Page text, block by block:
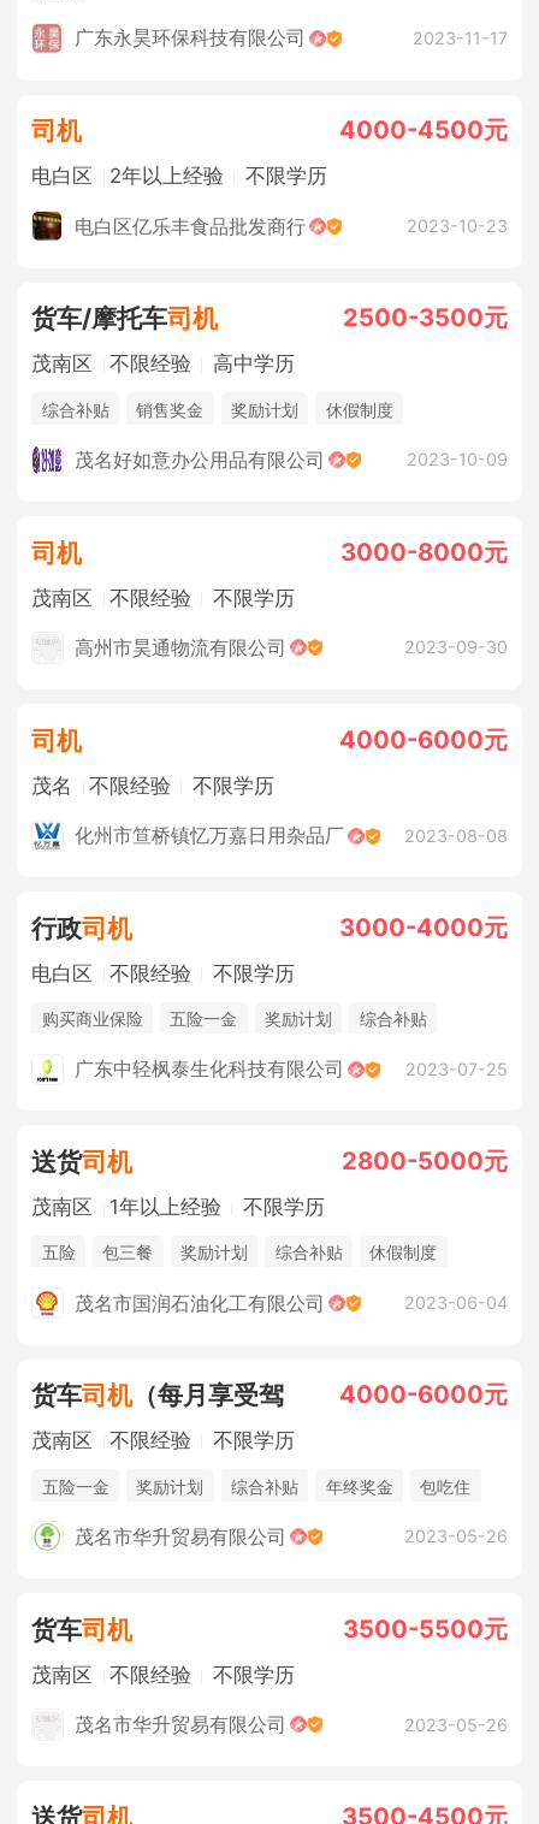
广东永昊环保科技有限公司 2023-11-17
司机 4000-4500元
电白区 2年以上经验 不限学历
电白区亿乐丰食品批发商行 2023-10-23
货车/摩托车司机 2500-3500元
茂南区 不限经验 高中学历
综合补贴 销售奖金 奖励计划 休假制度
茂名好如意办公用品有限公司 2023-10-09
司机 3000-8000元
茂南区 不限经验 不限学历
高州市昊通物流有限公司 2023-09-30
司机 4000-6000元
茂名 不限经验 不限学历
化州市笪桥镇忆万嘉日用杂品厂 2023-08-08
行政司机 3000-4000元
电白区 不限经验 不限学历
购买商业保险 五险一金 奖励计划
综合补贴
广东中轻枫泰生化科技有限公司 2023-07-25
送货司机 2800-5000元
茂南区 1年以上经验 不限学历
五险 包三餐 奖励计划 综合补贴
休假制度
法定节假日
茂名市国润石油化工有限公司 2023-06-04
货车司机（每月享受驾 4000-6000元
茂南区 不限经验 不限学历
五险一金 奖励计划 综合补贴 年终奖金 包吃住
茂名市华升贸易有限公司 2023-05-26
货车司机 3500-5500元
茂南区 不限经验 不限学历
茂名市华升贸易有限公司 2023-05-26
送货司机 3500-4500元